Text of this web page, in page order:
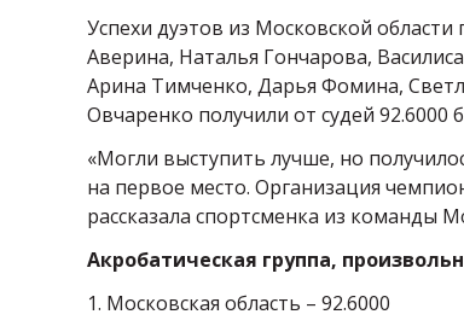
Успехи дуэтов из Московской
Аверина, Наталья Гончарова,
Арина Тимченко, Дарья Фомина,
Овчаренко получили от судей
«Могли выступить лучше, но
на первое место. Организация
рассказала спортсменка из команды
Акробатическая группа,
1. Московская область – 92.6000